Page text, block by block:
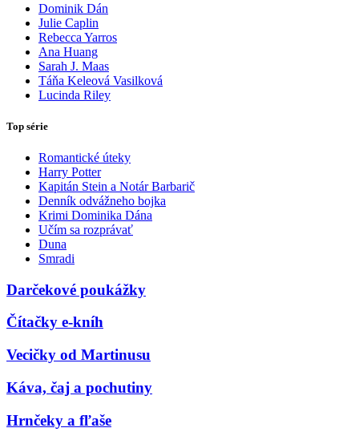
Dominik Dán
Julie Caplin
Rebecca Yarros
Ana Huang
Sarah J. Maas
Táňa Keleová Vasilková
Lucinda Riley
Top série
Romantické úteky
Harry Potter
Kapitán Stein a Notár Barbarič
Denník odvážneho bojka
Krimi Dominika Dána
Učím sa rozprávať
Duna
Smradi
Darčekové poukážky
Čítačky e-kníh
Vecičky od Martinusu
Káva, čaj a pochutiny
Hrnčeky a fľaše